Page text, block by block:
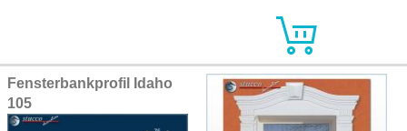
Fensterbankprofil Idaho
105